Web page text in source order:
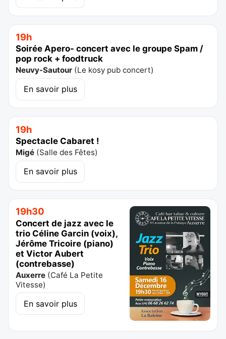
19h
Soirée Apero- concert avec le groupe Spam /
pop rock + foodtruck
Neuvy-Sautour (Le kosy pub concert)
En savoir plus
19h
Spectacle Cabaret !
Migé (Salle des Fêtes)
En savoir plus
19h30
Concert de jazz avec le
trio Céline Garcin (voix),
Jérôme Tricoire (piano)
et Victor Aubert
(contrebasse)
Auxerre (Café La Petite
Vitesse)
En savoir plus